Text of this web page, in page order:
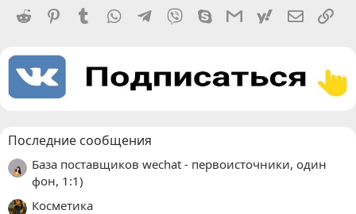
Reddit
PinterestTumblr WhatsAppTelegram
Viber SkypeGmailyahoomail
Последние сообщения
База поставщиков wechat - первоисточники, один
фон, 1:1)
Косметика